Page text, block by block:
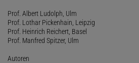
Prof. Albert Ludolph, Ulm
Prof. Lothar Pickenhain, Leipzig
Prof. Heinrich Reichert, Basel
Prof. Manfred Spitzer, Ulm
Autoren